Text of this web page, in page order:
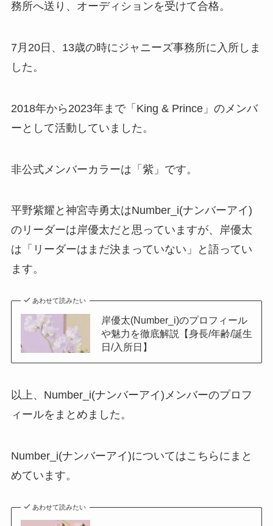
務所へ送り、オーディションを受けて合格。
7月20日、13歳の時にジャニーズ事務所に入所しま
した。
2018年から2023年まで「King & Prince」のメンバ
ーとして活動していました。
非公式メンバーカラーは「紫」です。
平野紫耀と神宮寺勇太はNumber_i(ナンバーアイ)
のリーダーは岸優太だと思っていますが、岸優太
は「リーダーはまだ決まっていない」と語ってい
ます。
あわせて読みたい
岸優太(Number_i)のプロフィール
や魅力を徹底解説【身長/年齢/誕生
日/入所日】
以上、Number_i(ナンバーアイ)メンバーのプロフ
ィールをまとめました。
Number_i(ナンバーアイ)についてはこちらにまと
めています。
あわせて読みたい